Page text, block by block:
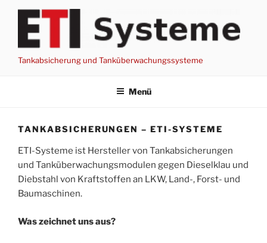
Zum
springen
Tankabsicherung und Tanküberwachungssysteme
Menü
TANKABSICHERUNGEN – ETI-SYSTEME
ETI-Systeme ist Hersteller von Tankabsicherungen
und Tanküberwachungsmodulen gegen Dieselklau und
Diebstahl von Kraftstoffen an LKW, Land-, Forst- und
Baumaschinen.
Was zeichnet uns aus?